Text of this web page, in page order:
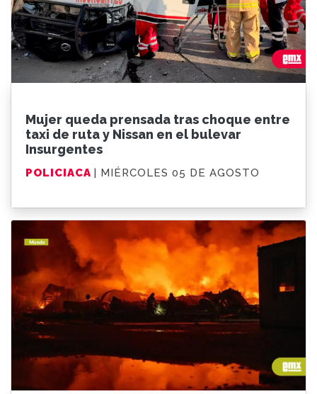
Mujer queda prensada tras choque entre
taxi de ruta y Nissan en el bulevar
Insurgentes
POLICIACA | MIÉRCOLES 05 DE AGOSTO